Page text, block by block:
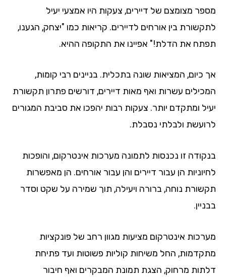
מצומצם של דיירים, צעקות היו אמצעי יעיל
בין אורחים לדיירים. קריאות כמו "יצחק, הגענו,
את הדלת!" אפיינו את התקופה ההיא.
כיום, המציאות שונה בתכלית. בניינים רבי קומות,
עשרות ואף מאות דיירים, דורשים פתרון תקשורת
ומתקדם יותר. צעקות רבות יהפכו את סביבת המגורים
ולבלתי נסבלת.
זו נכנסות לתמונה מערכות אינטרקום, והופכות
הן עבור דיירים והן עבור אורחים. הן מאפשרות
נוחה, ברורה ויעילה, תוך שמירה על שקט וסדר
אינטרקום מציעות מגוון רחב של פונקציות
החל משיחות קוליות פשוטות ועד פתיחת
מרחוק, הצגת תמונת המבקרים ואף חיבור